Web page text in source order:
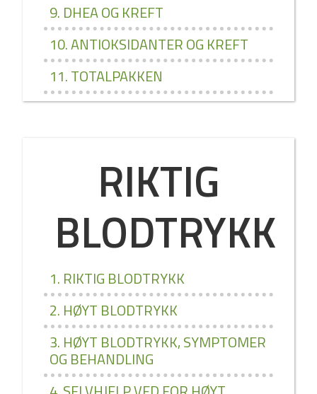
9. DHEA OG KREFT
10. ANTIOKSIDANTER OG KREFT
11. TOTALPAKKEN
RIKTIG
BLODTRYKK
1. RIKTIG BLODTRYKK
2. HØYT BLODTRYKK
3. HØYT BLODTRYKK, SYMPTOMER
OG BEHANDLING